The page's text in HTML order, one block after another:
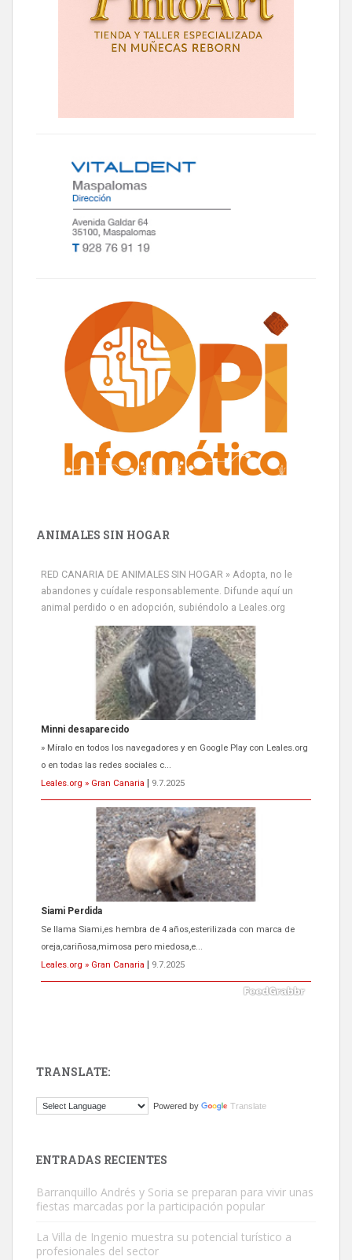
ANIMALES SIN HOGAR
RED CANARIA DE ANIMALES SIN HOGAR » Adopta, no le
abandones y cuídale responsablemente. Difunde aquí un
animal perdido o en adopción, subiéndolo a Leales.org
Minni desaparecido
» Míralo en todos los navegadores y en Google Play con Leales.org
o en todas las redes sociales c...
Leales.org » Gran Canaria
9.7.2025
Siami Perdida
Se llama Siami,es hembra de 4 años,esterilizada con marca de
oreja,cariñosa,mimosa pero miedosa,e...
Leales.org » Gran Canaria
9.7.2025
El ayuntamiento se va a llevar a Los Gatos callejeros de la zona los
TRANSLATE:
Powered by Translate
ENTRADAS RECIENTES
Barranquillo Andrés y Soria se preparan para vivir unas
fiestas marcadas por la participación popular
La Villa de Ingenio muestra su potencial turístico a
profesionales del sector